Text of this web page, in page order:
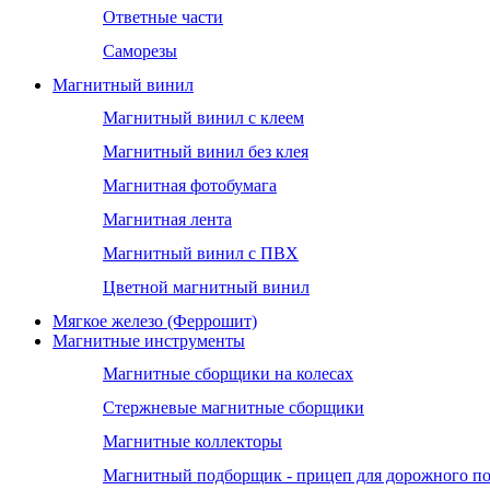
Ответные части
Саморезы
Магнитный винил
Магнитный винил с клеем
Магнитный винил без клея
Магнитная фотобумага
Магнитная лента
Магнитный винил с ПВХ
Цветной магнитный винил
Мягкое железо (Феррошит)
Магнитные инструменты
Магнитные сборщики на колесах
Стержневые магнитные сборщики
Магнитные коллекторы
Магнитный подборщик - прицеп для дорожного